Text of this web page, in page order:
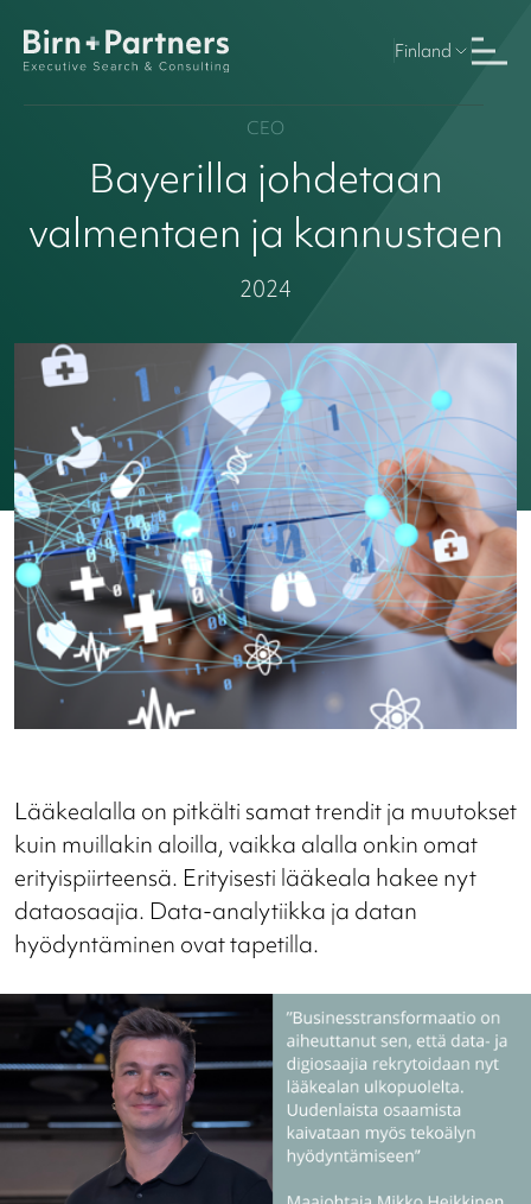
Finland
CEO
Bayerilla johdetaan
valmentaen ja kannustaen
2024
Lääkealalla on pitkälti samat trendit ja muutokset
kuin muillakin aloilla, vaikka alalla onkin omat
erityispiirteensä. Erityisesti lääkeala hakee nyt
dataosaajia. Data-analytiikka ja datan
hyödyntäminen ovat tapetilla.